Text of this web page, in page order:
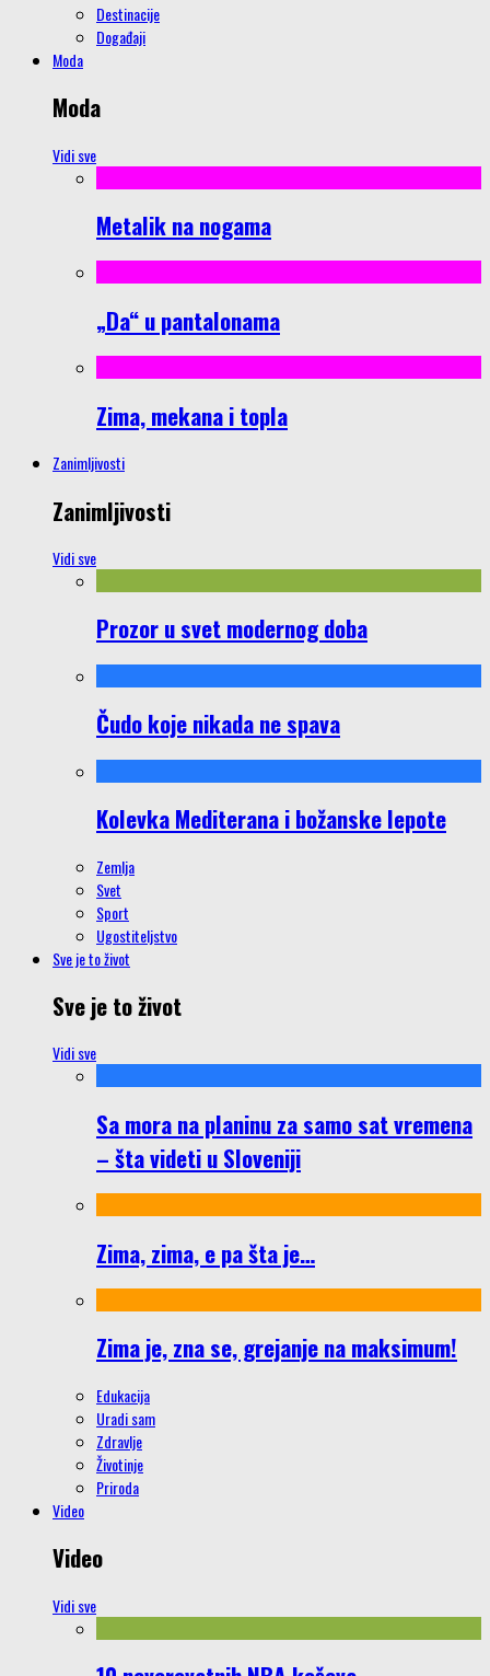
Destinacije
Događaji
Moda
Moda
Vidi sve
Metalik na nogama
„Da“ u pantalonama
Zima, mekana i topla
Zanimljivosti
Zanimljivosti
Vidi sve
Prozor u svet modernog doba
Čudo koje nikada ne spava
Kolevka Mediterana i božanske lepote
Zemlja
Svet
Sport
Ugostiteljstvo
Sve je to život
Sve je to život
Vidi sve
Sa mora na planinu za samo sat vremena
– šta videti u Sloveniji
Zima, zima, e pa šta je…
Zima je, zna se, grejanje na maksimum!
Edukacija
Uradi sam
Zdravlje
Životinje
Priroda
Video
Video
Vidi sve